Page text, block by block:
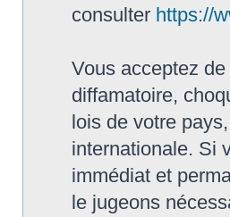
consulter https://
Vous acceptez
diffamatoire,
lois de votre
internationale. Si
immédiat et
le jugeons